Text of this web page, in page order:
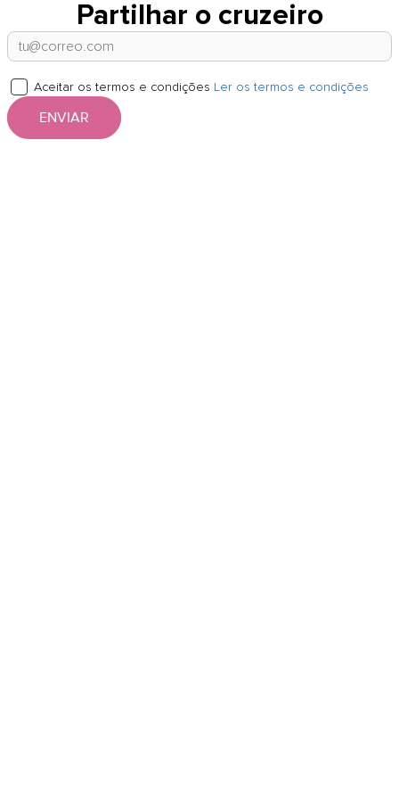
Partilhar o cruzeiro
Aceitar os termos e condições Ler os termos e condições
ENVIAR